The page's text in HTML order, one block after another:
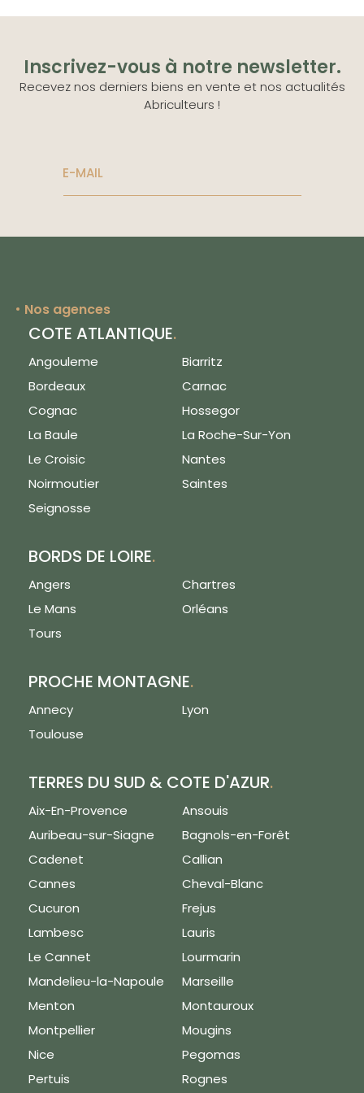
Inscrivez-vous à notre newsletter.
Recevez nos derniers biens en vente et nos actualités
Abriculteurs !
E-MAIL
Nos agences
COTE ATLANTIQUE.
Angouleme
Biarritz
Bordeaux
Carnac
Cognac
Hossegor
La Baule
La Roche-Sur-Yon
Le Croisic
Nantes
Noirmoutier
Saintes
Seignosse
BORDS DE LOIRE.
Angers
Chartres
Le Mans
Orléans
Tours
PROCHE MONTAGNE.
Annecy
Lyon
Toulouse
TERRES DU SUD & COTE D'AZUR.
Aix-En-Provence
Ansouis
Auribeau-sur-Siagne
Bagnols-en-Forêt
Cadenet
Callian
Cannes
Cheval-Blanc
Cucuron
Frejus
Lambesc
Lauris
Le Cannet
Lourmarin
Mandelieu-la-Napoule
Marseille
Menton
Montauroux
Montpellier
Mougins
Nice
Pegomas
Pertuis
Rognes